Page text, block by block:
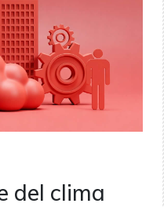
del clima